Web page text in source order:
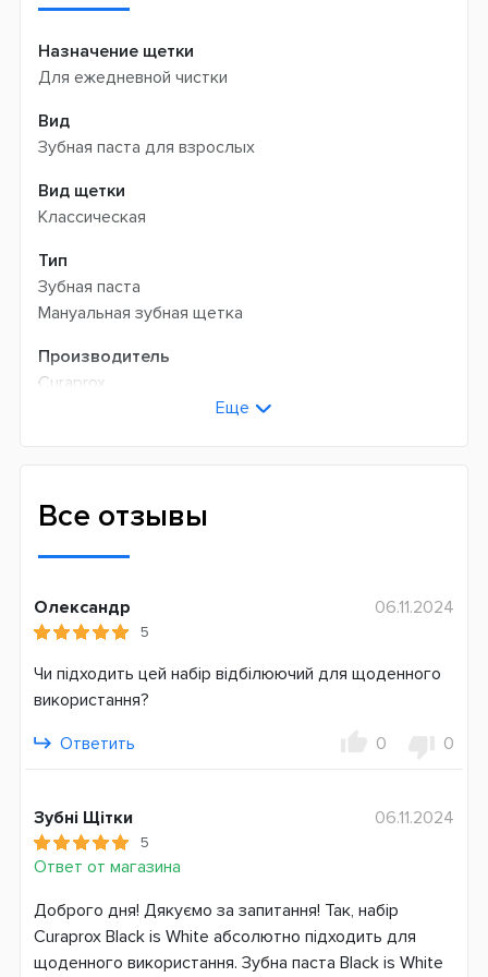
Назначение щетки
Для ежедневной чистки
Вид
Зубная паста для взрослых
Вид щетки
Классическая
Тип
Зубная паста
Мануальная зубная щетка
Производитель
Curaprox
Медицинская сталь
Возраст
Для взрослых
Жесткость щетины
Очень мягкая (Ultra Soft)
Для свежего дыхания
Индекс абразивности RDA
Количество фтора
1450 ppm
Еще
Все отзывы
Олександр
5
06.11.2024
Чи підходить цей набір відбілюючий для щоденного
використання?
Ответить
0 0
Зубні Щітки
5
Ответ от магазина
06.11.2024
Доброго дня! Дякуємо за запитання! Так, набір
Curaprox Black is White абсолютно підходить для
щоденного використання. Зубна паста Black is White